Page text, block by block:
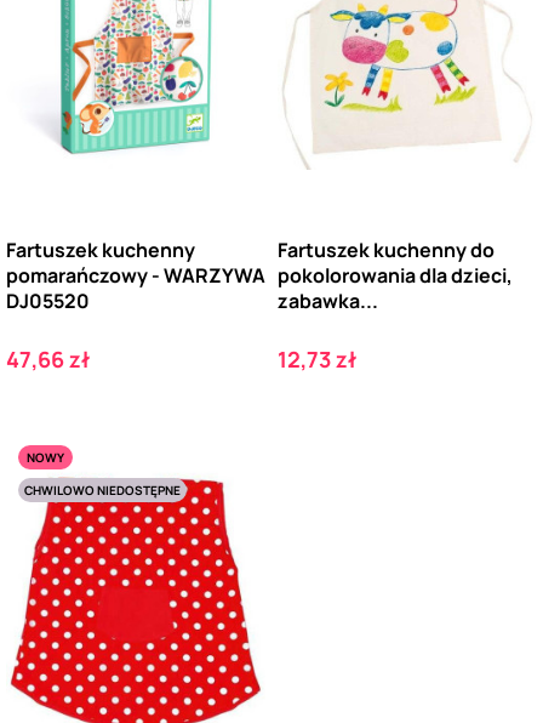
Fartuszek kuchenny
pomarańczowy - WARZYWA
DJ05520
Cena
47,66 zł
Fartuszek kuchenny do
pokolorowania dla dzieci,
zabawka...
Cena
12,73 zł
NOWY
CHWILOWO NIEDOSTĘPNE